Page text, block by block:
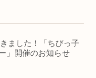
ました！「ちびっ子
」開催のお知らせ